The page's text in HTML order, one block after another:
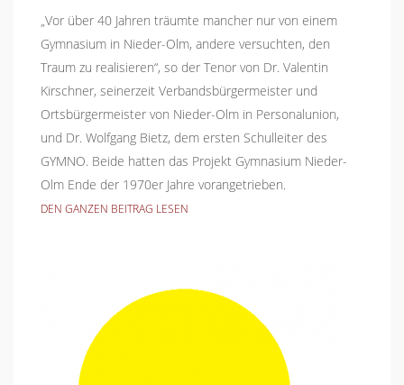
„Vor über 40 Jahren träumte mancher nur von einem
Gymnasium in Nieder-Olm, andere versuchten, den
Traum zu realisieren“, so der Tenor von Dr. Valentin
Kirschner, seinerzeit Verbandsbürgermeister und
Ortsbürgermeister von Nieder-Olm in Personalunion,
und Dr. Wolfgang Bietz, dem ersten Schulleiter des
GYMNO. Beide hatten das Projekt Gymnasium Nieder-
Olm Ende der 1970er Jahre vorangetrieben.
DEN GANZEN BEITRAG LESEN